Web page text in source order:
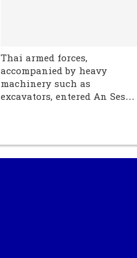
Thai armed forces,
accompanied by heavy
machinery such as
excavators, entered An Ses…